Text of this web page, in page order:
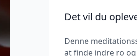
Det vil du
Denne
at finde indre ro